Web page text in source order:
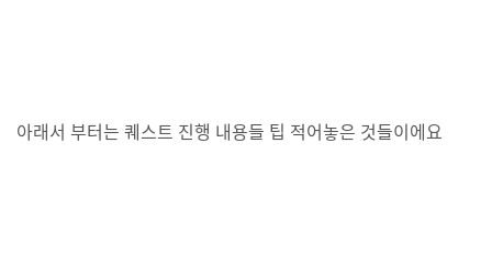
아래서 부터는 퀘스트 진행 내용들 팁 적어놓은 것들이에요